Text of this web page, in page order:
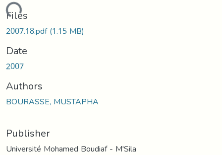
Files
2007.18.pdf(1.15 MB)
Date
2007
Authors
BOURASSE, MUSTAPHA
Publisher
Université Mohamed Boudiaf - M'Sila